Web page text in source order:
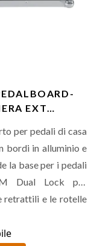
EXT…
per pedali di casa
bordi in alluminio e
la base per i pedali
Dual Lock per
retrattili e le rotelle
Piano per